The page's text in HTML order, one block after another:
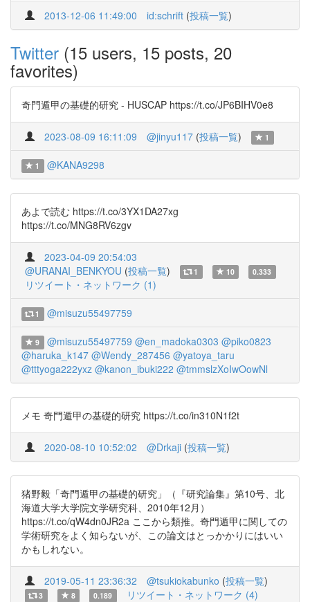
2013-12-06 11:49:00 id:schrift (投稿一覧)
Twitter (15 users, 15 posts, 20
favorites)
奇門遁甲の基礎的研究 - HUSCAP https://t.co/JP6BIHV0e8
2023-08-09 16:11:09 @jinyu117 (投稿一覧) 1
1 @KANA9298
あよで読む https://t.co/3YX1DA27xg
https://t.co/MNG8RV6zgv
2023-04-09 20:54:03
@URANAI_BENKYOU (投稿一覧) 1 10 0.333
リツイート・ネットワーク (1)
1 @misuzu55497759
9 @misuzu55497759 @en_madoka0303 @piko0823
@haruka_k147 @Wendy_287456 @yatoya_taru
@tttyoga222yxz @kanon_ibuki222 @tmmslzXoIwOowNl
メモ 奇門遁甲の基礎的研究 https://t.co/in310N1f2t
2020-08-10 10:52:02 @Drkaji (投稿一覧)
猪野毅「奇門遁甲の基礎的研究」（『研究論集』第10号、北
海道大学大学院文学研究科、2010年12月）
https://t.co/qW4dn0JR2a ここから類推。奇門遁甲に関しての
学術研究をよく知らないが、この論文はとっかかりにはいい
かもしれない。
2019-05-11 23:36:32 @tsukiokabunko (投稿一覧)
3 8 0.189 リツイート・ネットワーク (4)